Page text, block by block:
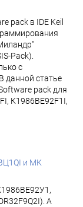
pack в IDE Keil
Pack).
с
данной статье
pack для
К1986ВЕ92F1I,
и МК
А